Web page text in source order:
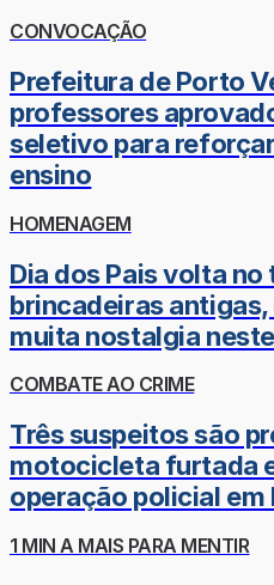
CONVOCAÇÃO
Prefeitura de Porto
professores
seletivo para
ensino
HOMENAGEM
Dia dos Pais volta
brincadeiras
muita nostalgia
COMBATE AO CRIME
Três suspeitos são
motocicleta furtada
operação policial em
1 MIN A MAIS PARA MENTIR